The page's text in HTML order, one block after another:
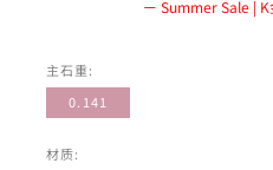
Summer Sale |
主石重:
0.141
材质: